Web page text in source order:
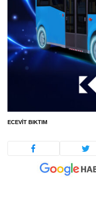
ECEVIT BIKTIM